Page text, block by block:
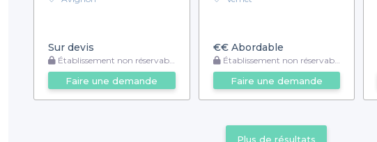
Sur devis
Établissement non réservable
Faire une demande
€€Abordable
Établissement non réservable
Faire une demande
Plus de résultats